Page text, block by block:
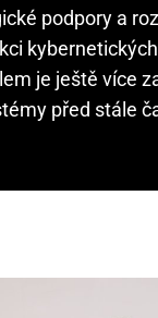
podpory a
je ještě více
před stále